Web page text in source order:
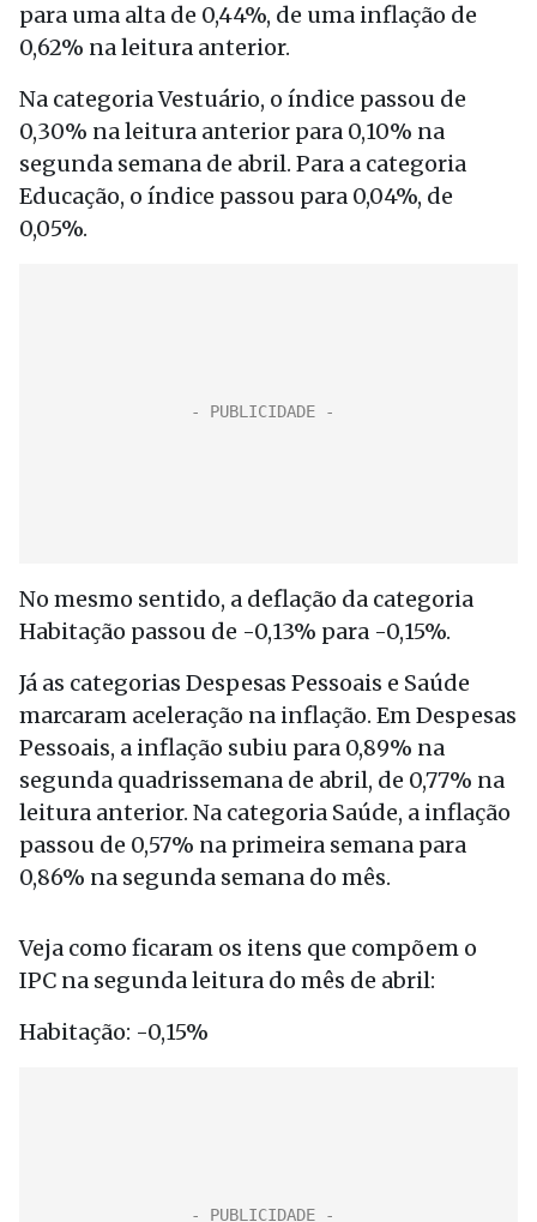
para uma alta de 0,44%, de uma inflação de
0,62% na leitura anterior.
Na categoria Vestuário, o índice passou de
0,30% na leitura anterior para 0,10% na
segunda semana de abril. Para a categoria
Educação, o índice passou para 0,04%, de
0,05%.
No mesmo sentido, a deflação da categoria
Habitação passou de -0,13% para -0,15%.
Já as categorias Despesas Pessoais e Saúde
marcaram aceleração na inflação. Em Despesas
Pessoais, a inflação subiu para 0,89% na
segunda quadrissemana de abril, de 0,77% na
leitura anterior. Na categoria Saúde, a inflação
passou de 0,57% na primeira semana para
0,86% na segunda semana do mês.
Veja como ficaram os itens que compõem o
IPC na segunda leitura do mês de abril:
Habitação: -0,15%